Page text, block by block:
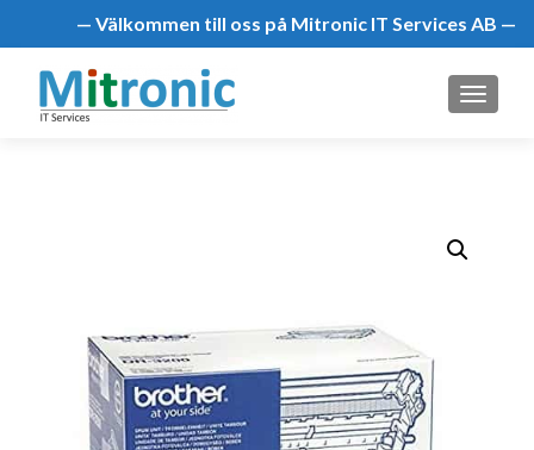
— Välkommen till oss på Mitronic IT Services AB —
MENU